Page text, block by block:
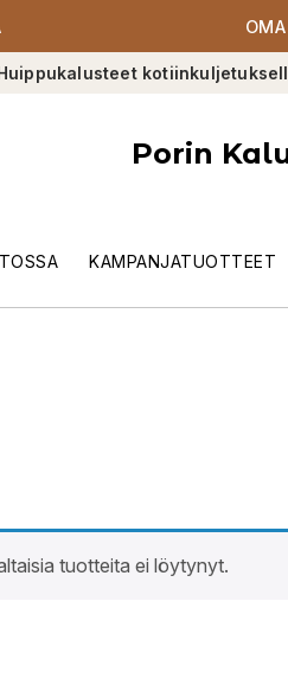
Porin
KAMPANJATUOTTEET
tuotteita ei löytynyt.